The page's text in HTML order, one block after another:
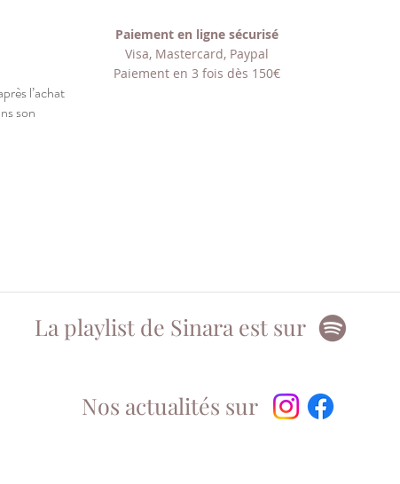
l’achat
son
Paiement en ligne sécurisé
Visa, Mastercard, Paypal
Paiement en 3 fois dès 150€
La playlist de Sinara est sur
Nos actualités sur